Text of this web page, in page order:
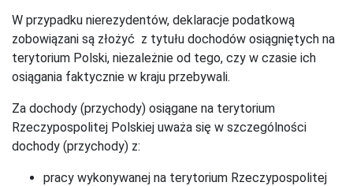
W przypadku nierezydentów, deklaracje podatkową
zobowiązani są złożyć z tytułu dochodów osiągniętych na
terytorium Polski, niezależnie od tego, czy w czasie ich
osiągania faktycznie w kraju przebywali.
Za dochody (przychody) osiągane na terytorium
Rzeczypospolitej Polskiej uważa się w szczególności
dochody (przychody) z:
pracy wykonywanej na terytorium Rzeczypospolitej